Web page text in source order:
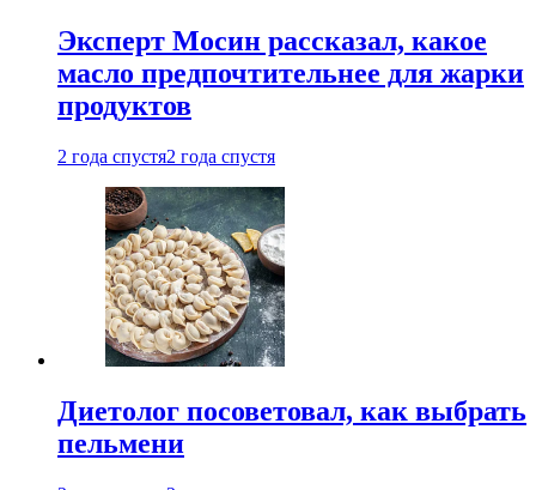
Эксперт Мосин рассказал, какое
масло предпочтительнее для жарки
продуктов
2 года спустя2 года спустя
Диетолог посоветовал, как выбрать
пельмени